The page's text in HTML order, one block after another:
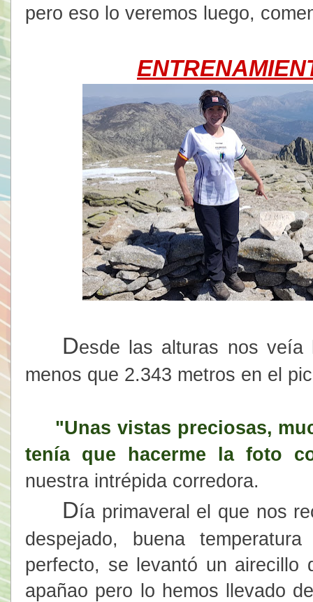
pero eso lo veremos luego,
Desde las alturas nos
menos que 2.343 metros en el
"Unas vistas preciosas,
tenía que hacerme la foto
nuestra intrépida corredora.
Día primaveral el que nos
despejado, buena
perfecto, se levantó un
apañao pero lo hemos llevado